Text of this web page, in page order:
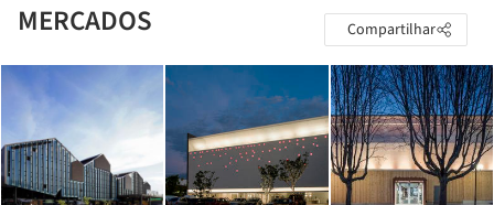
MERCADOS Compartilhar